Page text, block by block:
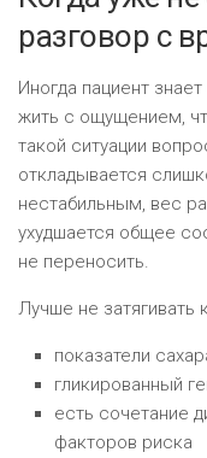
разговор с
Иногда пациент
жить с ощущением,
такой ситуации
откладывается
нестабильным, вес
ухудшается общее
не переносить.
Лучше не затягивать
показатели
гликированный
есть сочетание
факторов риска